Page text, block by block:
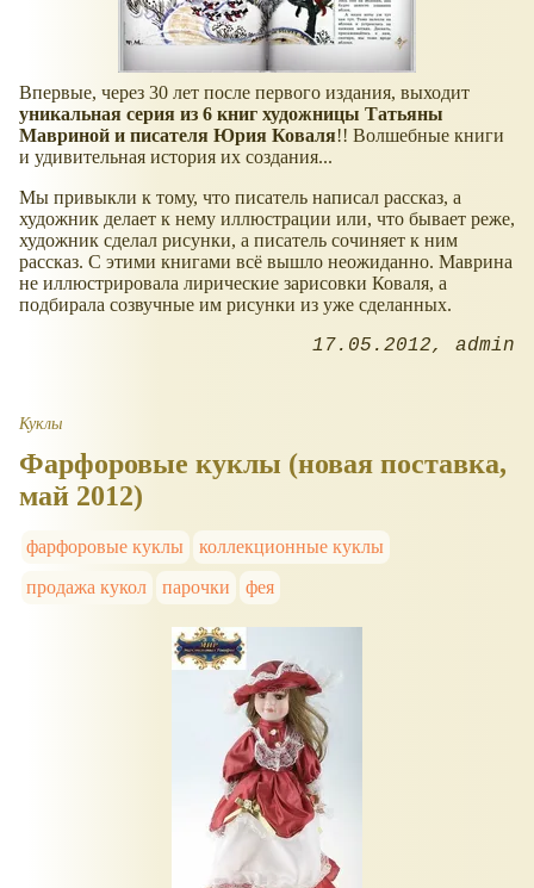
Впервые, через 30 лет после первого издания, выходит
уникальная серия из 6 книг художницы Татьяны
Мавриной и писателя Юрия Коваля!! Волшебные книги
и удивительная история их создания...
Мы привыкли к тому, что писатель написал рассказ, а
художник делает к нему иллюстрации или, что бывает реже,
художник сделал рисунки, а писатель сочиняет к ним
рассказ. С этими книгами всё вышло неожиданно. Маврина
не иллюстрировала лирические зарисовки Коваля, а
подбирала созвучные им рисунки из уже сделанных.
17.05.2012 admin
Куклы
Фарфоровые куклы (новая поставка,
май 2012)
фарфоровые куклы
коллекционные куклы
продажа кукол
парочки фея